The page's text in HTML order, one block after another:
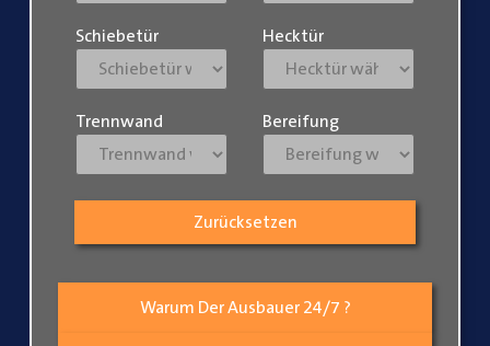
Warum Der Ausbauer 24/7 ?
Schiebetür Hecktür
Trennwand Bereifung
Zurücksetzen